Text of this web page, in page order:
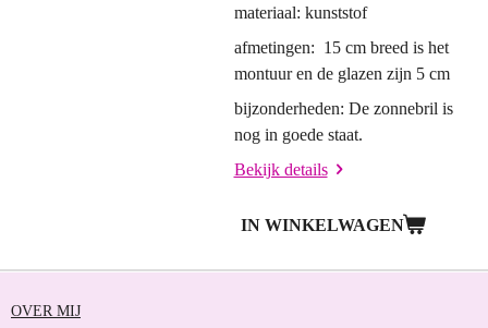
materiaal: kunststof
afmetingen: 15 cm breed is het
montuur en de glazen zijn 5 cm
bijzonderheden: De zonnebril is
nog in goede staat.
Bekijk details
IN WINKELWAGEN
OVER MIJ